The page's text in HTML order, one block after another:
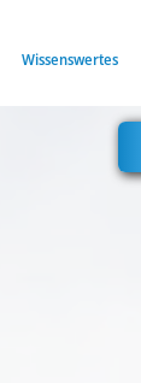
Wissenswertes